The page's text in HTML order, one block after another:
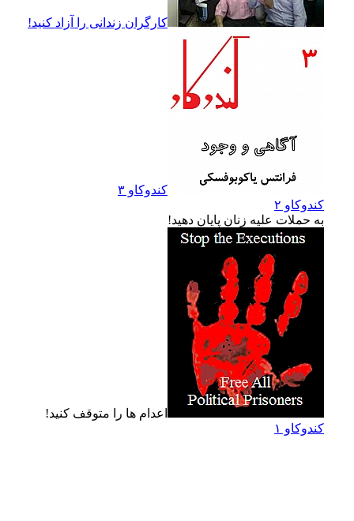
کارگران زندانى را آزاد کنيد!
کندوکاو ۳
کندوکاو ۲
به حملات عليه زنان پايان دهيد!
اعدام ها را متوقف کنيد!
کندوکاو ۱